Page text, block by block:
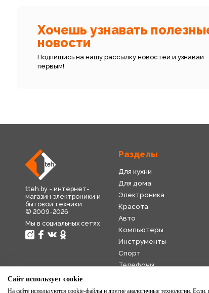
Хочешь узнавать
новости
Подпишись на нашу рассылку новостей и узнавай
первым!
1teh.by - интернет-
магазин электроники и
бытовой техники
© 2009-2026
Мы в социальных сетях
Разделы
Для кухни
Для дома
Электроника
Красота
Авто
Компьютеры
Инструменты
Спорт
Телефоны
Сайт использует cookie
На сайте используются cookie-файлы и другие аналогичные технологии. Если,